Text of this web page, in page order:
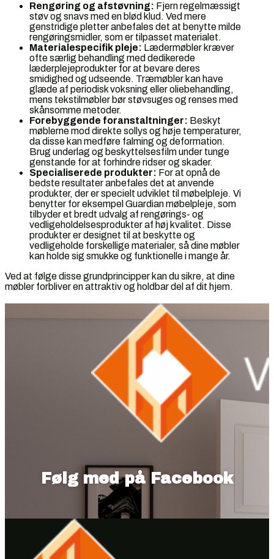
Rengøring og afstøvning: Fjern regelmæssigt
støv og snavs med en blød klud. Ved mere
genstridige pletter anbefales det at benytte milde
rengøringsmidler, som er tilpasset materialet.
Materialespecifik pleje: Lædermøbler kræver
ofte særlig behandling med dedikerede
læderplejeprodukter for at bevare deres
smidighed og udseende. Træmøbler kan have
glæde af periodisk voksning eller oliebehandling,
mens tekstilmøbler bør støvsuges og renses med
skånsomme metoder.
Forebyggende foranstaltninger: Beskyt
møblerne mod direkte sollys og høje temperaturer,
da disse kan medføre falming og deformation.
Brug underlag og beskyttelsesfilm under tunge
genstande for at forhindre ridser og skader.
Specialiserede produkter: For at opnå de
bedste resultater anbefales det at anvende
produkter, der er specielt udviklet til møbelpleje. Vi
benytter for eksempel Guardian møbelpleje, som
tilbyder et bredt udvalg af rengørings- og
vedligeholdelsesprodukter af høj kvalitet. Disse
produkter er designet til at beskytte og
vedligeholde forskellige materialer, så dine møbler
kan holde sig smukke og funktionelle i mange år.
Ved at følge disse grundprincipper kan du sikre, at dine
møbler forbliver en attraktiv og holdbar del af dit hjem.
Følg med på Facebook